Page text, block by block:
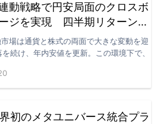
動戦略で円安局面のクロスボ
ジを実現 四半期リターン
場は通貨と株式の両面で大きな変動を迎
続け、年内安値を更新。この環境下で、
初のメタユニバース統合プラ